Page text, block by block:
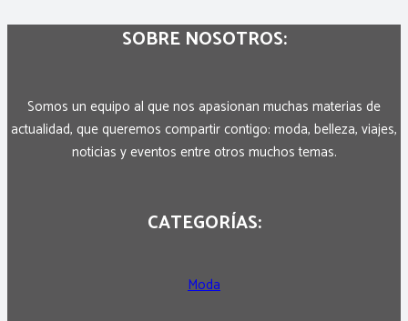
SOBRE NOSOTROS:
Somos un equipo al que nos apasionan muchas materias de
actualidad, que queremos compartir contigo: moda, belleza, viajes,
noticias y eventos entre otros muchos temas.
CATEGORÍAS:
Moda